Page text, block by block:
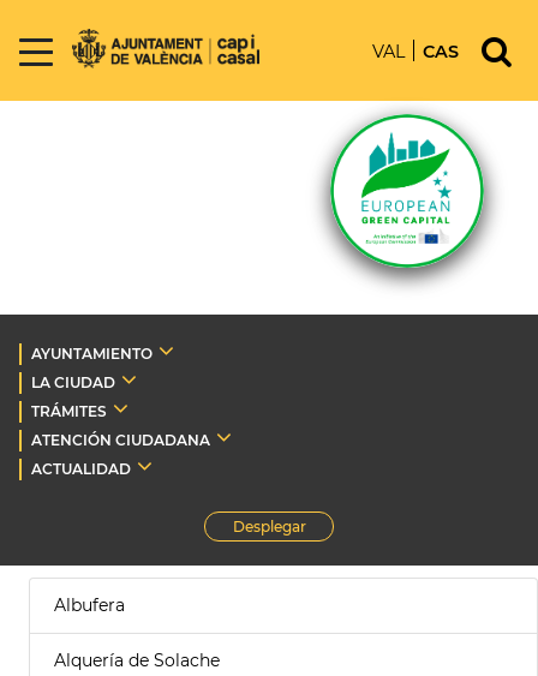
VAL CAS
AYUNTAMIENTO
LA CIUDAD
TRÁMITES
ATENCIÓN CIUDADANA
ACTUALIDAD
Desplegar
Albufera
Alquería de Solache